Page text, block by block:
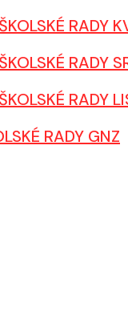
RADY
RADY
RADY
RADY GNZ